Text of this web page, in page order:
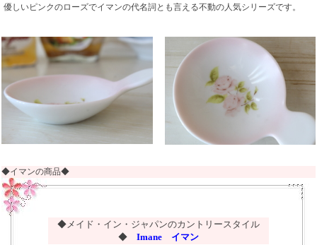
優しいピンクのローズでイマンの代名詞とも言える不動の人気シリーズです。
◆イマンの商品◆
◆メイド・イン・ジャパンのカントリースタイル
◆ Imane イマン